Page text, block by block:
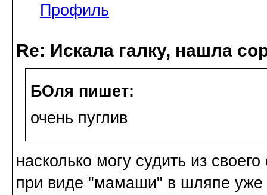
Профиль
Re: Искала галку, нашла
БОля пишет:
очень пуглив
насколько могу судить из
при виде "мамаши" в шляпе уже